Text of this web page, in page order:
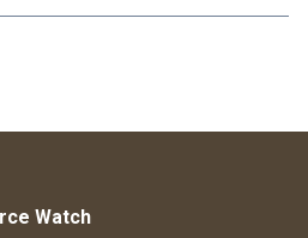
Watch